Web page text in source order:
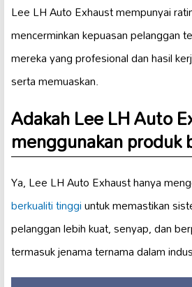
Lee LH Auto Exhaust mempunyai
mencerminkan kepuasan pelanggan
mereka yang profesional dan hasil
serta memuaskan.
Adakah Lee LH Auto
menggunakan produk
Ya, Lee LH Auto Exhaust hanya
berkualiti tinggiuntuk memastikan
pelanggan lebih kuat, senyap, dan
termasuk jenama ternama dalam